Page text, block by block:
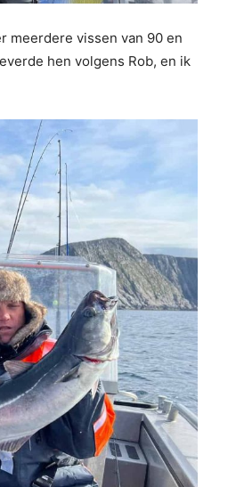
meerdere vissen van 90 en
hen volgens Rob, en ik